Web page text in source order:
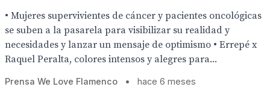
• Mujeres supervivientes de cáncer y pacientes oncológicas
se suben a la pasarela para visibilizar su realidad y
necesidades y lanzar un mensaje de optimismo • Errepé x
Raquel Peralta, colores intensos y alegres para...
Prensa We Love Flamenco • hace 6 meses